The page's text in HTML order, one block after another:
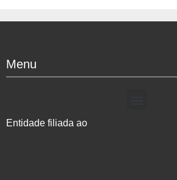
Menu
Entidade filiada ao